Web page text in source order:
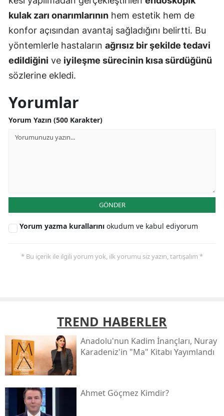
kulak zarı onarımlarının hem estetik hem de
konfor açısından avantaj sağladığını belirtti. Bu
yöntemlerle hastaların ağrısız bir şekilde tedavi
edildiğini ve iyileşme sürecinin kısa sürdüğünü
sözlerine ekledi.
Yorumlar
Yorum Yazın (500 Karakter)
GÖNDER
Yorum yazma kurallarını okudum ve kabul ediyorum
* Bu içerik ile ilgili yorum yok, ilk yorumu siz yazın, tartışalım *
TREND HABERLER
Anadolu'nun Kadim İnançları, Nuray
Karadeniz'in "ma" Kitabı Yayımlandı
Ahmet Göçmez Kimdir?